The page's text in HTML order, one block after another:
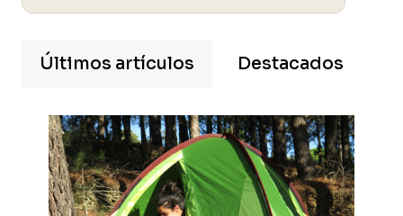
Últimos artículos Destacados